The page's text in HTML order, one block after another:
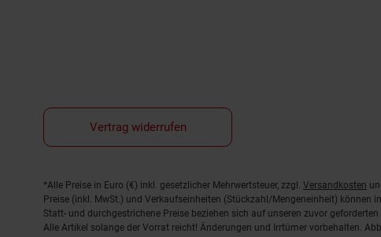
Vertrag widerrufen
Fußnoten
*Alle Preise in Euro (€) inkl. gesetzlicher Mehrwertsteuer, zzgl. Versandkosten
Preise (inkl. MwSt.) und Verkaufseinheiten (Stückzahl/Mengeneinheit) können
Statt- und durchgestrichene Preise beziehen sich auf unseren zuvor geforderten
Alle Artikel solange der Vorrat reicht! Änderungen und Irrtümer vorbehalten.